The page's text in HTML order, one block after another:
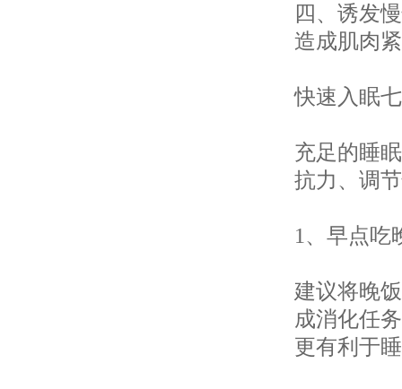
四、诱发
造成肌肉
快速入眠
充足的睡
抗力、调
1、早点吃
建议将晚
成消化任
更有利于